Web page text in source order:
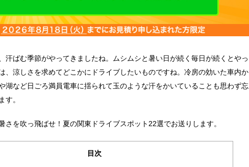
汗ばむ季節がやってきましたね。ムシムシと暑い日が続く毎日が続くとやっ
、涼しさを求めてどこかにドライブしたいものですね。冷房の効いた車内か
湖など日ごろ満員電車に揺られて玉のような汗をかいていることも思わず忘
す。
さを吹っ飛ばせ！夏の関東ドライブスポット22選でお送りします。
目次